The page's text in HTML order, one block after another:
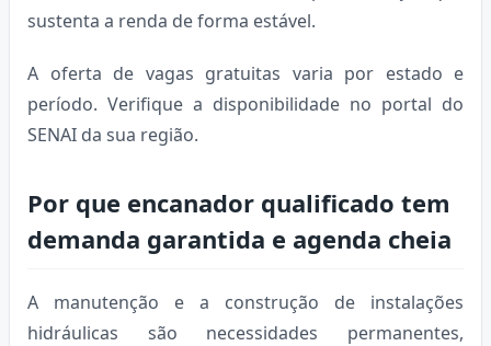
sustenta a renda de forma estável.
A oferta de vagas gratuitas varia por estado e
período. Verifique a disponibilidade no portal do
SENAI da sua região.
Por que encanador qualificado tem
demanda garantida e agenda cheia
A manutenção e a construção de instalações
hidráulicas são necessidades permanentes,